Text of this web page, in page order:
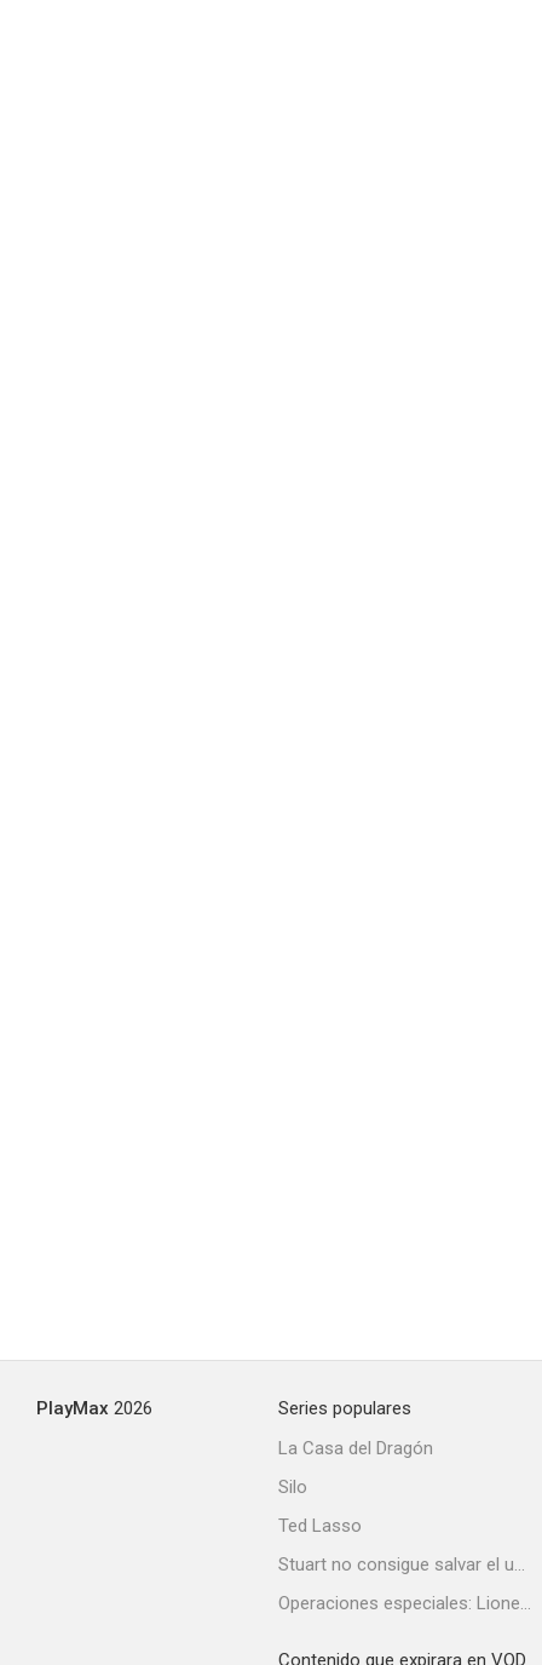
PlayMax 2026
Series populares
La Casa del Dragón
Silo
Ted Lasso
Stuart no consigue salvar el universo
Operaciones especiales: Lioness
Contenido que expirara en VOD